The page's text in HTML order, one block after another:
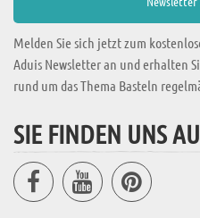
Melden Sie sich jetzt zum
Aduis Newsletter an und erhalten
rund um das Thema Basteln
SIE FINDEN UNS